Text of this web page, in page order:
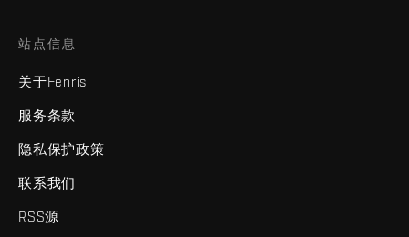
站点信息
关于Fenris
服务条款
隐私保护政策
联系我们
RSS源